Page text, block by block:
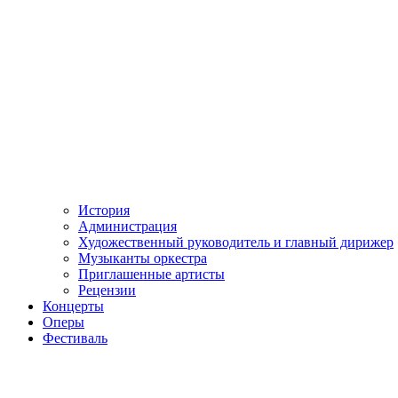
История
Администрация
Художественный руководитель и главный дирижер
Музыканты оркестра
Приглашенные артисты
Рецензии
Концерты
Оперы
Фестиваль